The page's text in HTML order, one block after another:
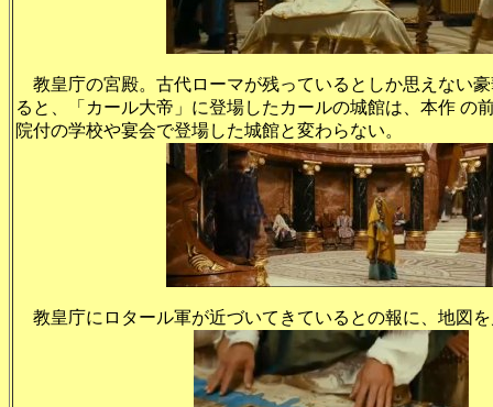
教皇庁の宮殿。古代ローマが残っているとしか思えない
ると、「カール大帝」に登場したカールの城館は、本作 の
院付の学校や宴会で登場した城館と変わらない。
教皇庁にロタール軍が近づいてきているとの報に、地図